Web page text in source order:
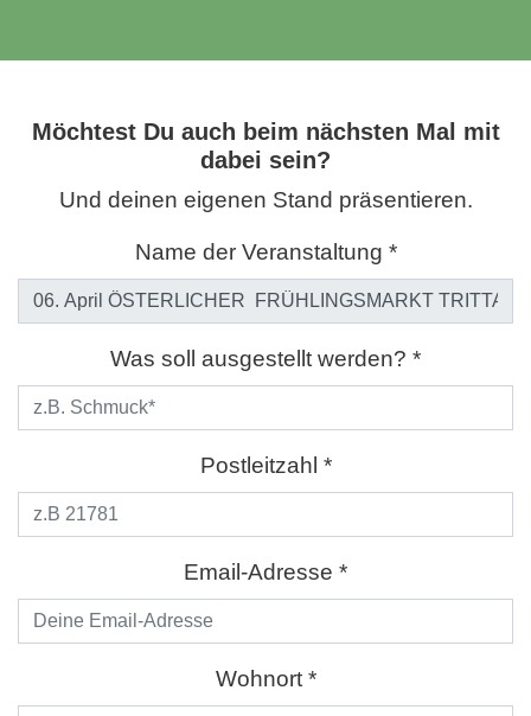
Möchtest Du auch beim nächsten Mal mit
dabei sein?
Und deinen eigenen Stand präsentieren.
Name der Veranstaltung *
Was soll ausgestellt werden? *
Postleitzahl *
Email-Adresse *
Wohnort *